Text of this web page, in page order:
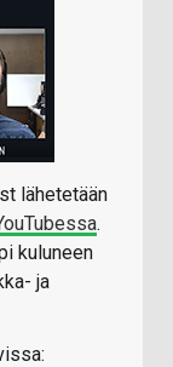
lähetetään
.
kuluneen
ja